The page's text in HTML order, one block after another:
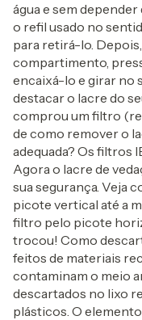
água e sem
o refil usado no
para retirá-lo.
compartimento,
encaixá-lo e girar no
destacar o lacre do
comprou um filtro
de como remover o
adequada? Os filtros
Agora o lacre de
sua segurança. Veja
picote vertical até a
filtro pelo picote
trocou! Como
feitos de materiais
contaminam o meio
descartados no lixo
plásticos. O